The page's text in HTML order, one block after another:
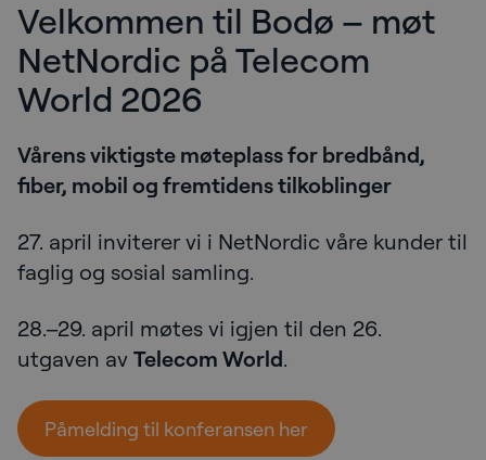
Velkommen til Bodø – møt
NetNordic på Telecom
World 2026
Vårens viktigste møteplass for bredbånd,
fiber, mobil og fremtidens tilkoblinger
27. april inviterer vi i NetNordic våre kunder til
faglig og sosial samling.
28.–29. april møtes vi igjen til den 26.
utgaven av Telecom World.
Påmelding til konferansen her